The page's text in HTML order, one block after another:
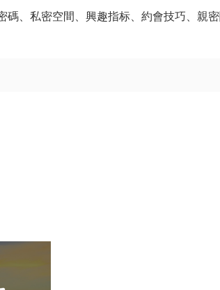
、私密空間、興趣指标、約會技巧、親